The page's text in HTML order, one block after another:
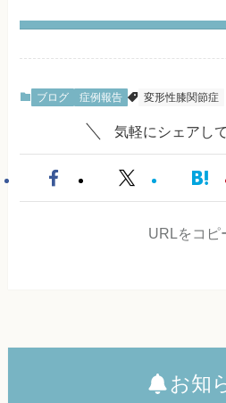
ブログ 症例報告 変形性膝関節症
気軽にシェアし
URLをコピ
お知